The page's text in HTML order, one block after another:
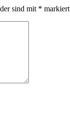
sind mit * markiert